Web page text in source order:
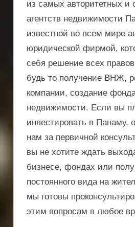
из самых авторитетных и
агентств недвижимости
известной во всем мире
юридической фирмой,
себя решение всех
будь то получение ВНЖ,
компании, создание
недвижимости. Если вы
инвестировать в Панаму,
нам за первичной
вы не хотите ждать
бизнесе, фондах или
постоянного вида на
мы готовы
этим вопросам в любое